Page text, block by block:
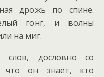
дрожь по спине.
гонг, и волны
на миг.
дословно со
что он знает, кто